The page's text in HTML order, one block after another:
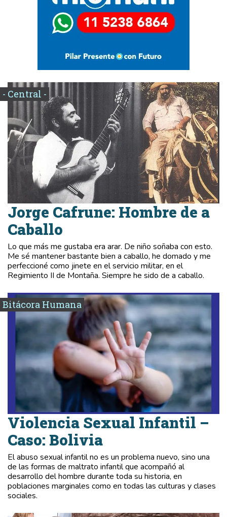
- Central -
Jorge Cafrune: Hombre de a
Caballo
Lo que más me gustaba era arar. De niño soñaba con esto.
Me sé mantener bastante bien a caballo, he domado y me
perfeccioné como jinete en el servicio militar, en el
Regimiento II de Montaña. Siempre he sido de a caballo.
Bitácora Humana
Violencia Sexual Infantil –
Caso: Bolivia
El abuso sexual infantil no es un problema nuevo, sino una
de las formas de maltrato infantil que acompañó al
desarrollo del hombre durante toda su historia, en
poblaciones marginales como en todas las culturas y clases
sociales.